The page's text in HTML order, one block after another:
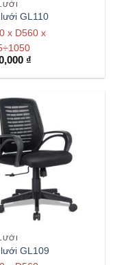
GL110
x D560 x
₫
GL109